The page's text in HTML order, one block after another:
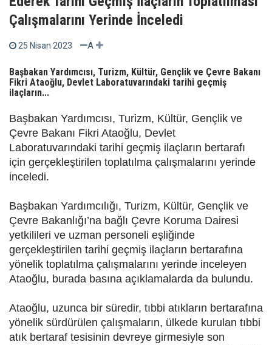
Çalışmalarını Yerinde İnceledi
25 Nisan 2023 A
Başbakan Yardımcısı, Turizm, Kültür, Gençlik ve Çevre Bakanı
Fikri Ataoğlu, Devlet Laboratuvarındaki tarihi geçmiş
ilaçların...
Başbakan Yardımcısı, Turizm, Kültür, Gençlik ve
Çevre Bakanı Fikri Ataoğlu, Devlet
Laboratuvarındaki tarihi geçmiş ilaçların bertarafı
için gerçekleştirilen toplatılma çalışmalarını yerinde
inceledi.
Başbakan Yardımcılığı, Turizm, Kültür, Gençlik ve
Çevre Bakanlığı’na bağlı Çevre Koruma Dairesi
yetkilileri ve uzman personeli eşliğinde
gerçekleştirilen tarihi geçmiş ilaçların bertarafına
yönelik toplatılma çalışmalarını yerinde inceleyen
Ataoğlu, burada basına açıklamalarda da bulundu.
Ataoğlu, uzunca bir süredir, tıbbi atıkların bertarafına
yönelik sürdürülen çalışmaların, ülkede kurulan tıbbi
atık bertaraf tesisinin devreye girmesiyle son